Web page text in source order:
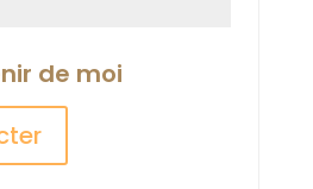
de moi